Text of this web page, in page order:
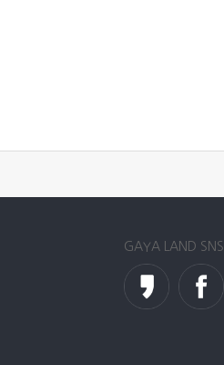
GAYA LAND SNS